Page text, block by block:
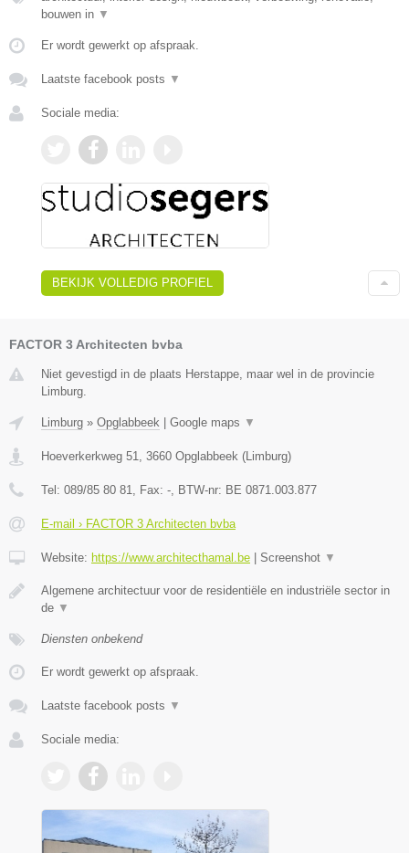
bouwen in ▼
Er wordt gewerkt op afspraak.
Laatste facebook posts ▼
Sociale media:
BEKIJK VOLLEDIG PROFIEL
FACTOR 3 Architecten bvba
Niet gevestigd in de plaats Herstappe, maar wel in de provincie
Limburg.
Limburg » Opglabbeek Google maps ▼
Hoeverkerkweg 51, 3660 Opglabbeek (Limburg)
Tel: 089/85 80 81, Fax: -, BTW-nr: BE 0871.003.877
E-mail › FACTOR 3 Architecten bvba
Website: https://www.architecthamal.be Screenshot ▼
Algemene architectuur voor de residentiële en industriële sector in
de ▼
Diensten onbekend
Er wordt gewerkt op afspraak.
Laatste facebook posts ▼
Sociale media: